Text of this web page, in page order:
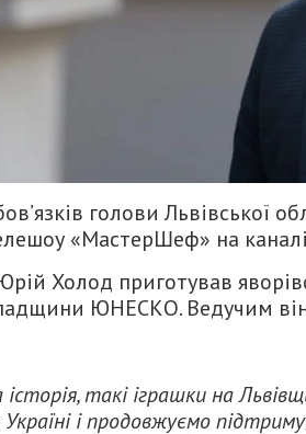
голови Львівської
«МастерШеф» на
Холод приготував
ЮНЕСКО. Ведучим
такі іграшки на
і продовжуємо